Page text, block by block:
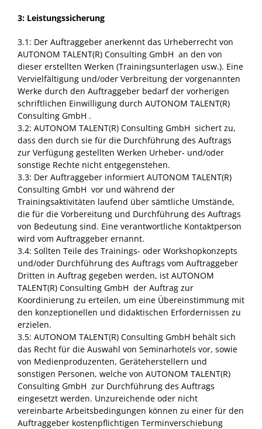
3: Leistungssicherung
3.1: Der Auftraggeber anerkennt das Urheberrecht von
AUTONOM TALENT(R) Consulting GmbH an den von
dieser erstellten Werken (Trainingsunterlagen usw.). Eine
Vervielfältigung und/oder Verbreitung der vorgenannten
Werke durch den Auftraggeber bedarf der vorherigen
schriftlichen Einwilligung durch AUTONOM TALENT(R)
Consulting GmbH .
3.2: AUTONOM TALENT(R) Consulting GmbH sichert zu,
dass den durch sie für die Durchführung des Auftrags
zur Verfügung gestellten Werken Urheber- und/oder
sonstige Rechte nicht entgegenstehen.
3.3: Der Auftraggeber informiert AUTONOM TALENT(R)
Consulting GmbH vor und während der
Trainingsaktivitäten laufend über sämtliche Umstände,
die für die Vorbereitung und Durchführung des Auftrags
von Bedeutung sind. Eine verantwortliche Kontaktperson
wird vom Auftraggeber ernannt.
3.4: Sollten Teile des Trainings- oder Workshopkonzepts
und/oder Durchführung des Auftrags vom Auftraggeber
Dritten in Auftrag gegeben werden, ist AUTONOM
TALENT(R) Consulting GmbH der Auftrag zur
Koordinierung zu erteilen, um eine Übereinstimmung mit
den konzeptionellen und didaktischen Erfordernissen zu
erzielen.
3.5: AUTONOM TALENT(R) Consulting GmbH behält sich
das Recht für die Auswahl von Seminarhotels vor, sowie
von Medienproduzenten, Geräteherstellern und
sonstigen Personen, welche von AUTONOM TALENT(R)
Consulting GmbH zur Durchführung des Auftrags
eingesetzt werden. Unzureichende oder nicht
vereinbarte Arbeitsbedingungen können zu einer für den
Auftraggeber kostenpflichtigen Terminverschiebung